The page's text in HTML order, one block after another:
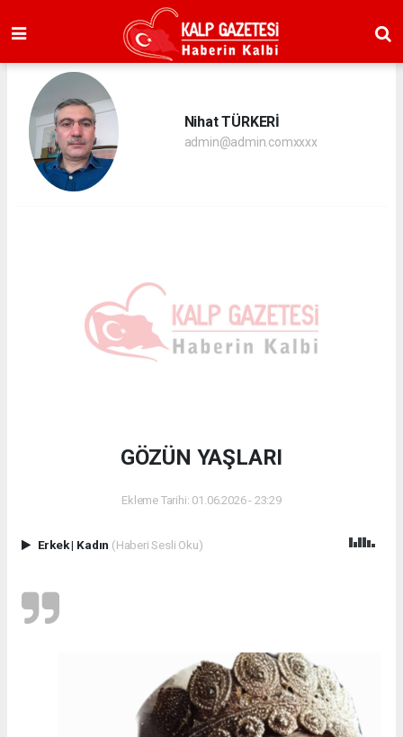
Nihat TÜRKERİ
admin@admin.comxxxx
GÖZÜN YAŞLARI
Ekleme Tarihi: 01.06.2026 - 23:29
Erkek| Kadın (Haberi Sesli Oku)